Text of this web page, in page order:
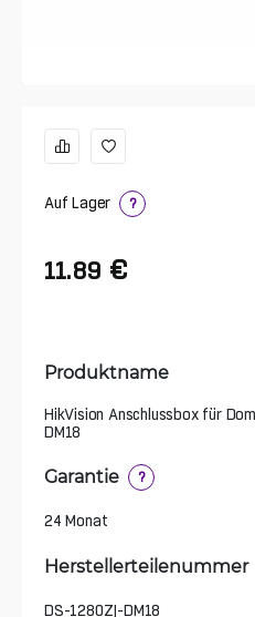
Auf Lager ?
11.89 €
Produktname
HikVision Anschlussbox für
DM18
Garantie ?
24 Monat
Herstellerteilenummer
DS-1280ZJ-DM18